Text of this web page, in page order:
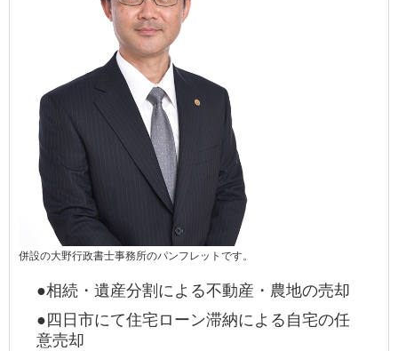
併設の大野行政書士事務所のパンフレットです。
●相続・遺産分割による不動産・農地の売却
●四日市にて住宅ローン滞納による自宅の任
意売却